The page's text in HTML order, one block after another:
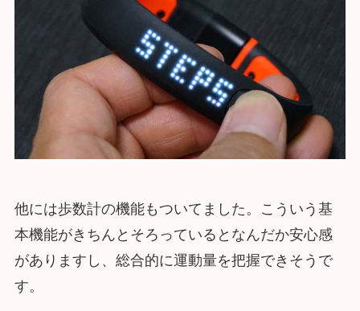
他には歩数計の機能もついてました。こういう基
本機能がきちんとそろっているとなんだか安心感
がありますし、総合的に運動量を把握できそうで
す。